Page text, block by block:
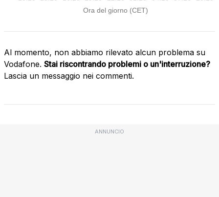
Al momento, non abbiamo rilevato alcun problema su
Vodafone. Stai riscontrando problemi o un'interruzione?
Lascia un messaggio nei commenti.
ANNUNCIO